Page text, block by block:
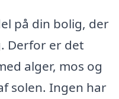
på din bolig, der
Derfor er det
alger, mos og
solen. Ingen har